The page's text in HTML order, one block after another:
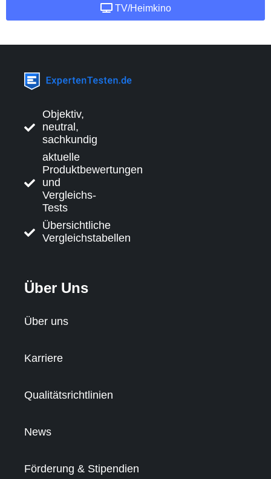
TV/Heimkino
Objektiv,
neutral,
sachkundig
aktuelle
Produktbewertungen
und
Vergleichs-
Tests
Übersichtliche
Vergleichstabellen
Über Uns
Über uns
Karriere
Qualitätsrichtlinien
News
Förderung & Stipendien